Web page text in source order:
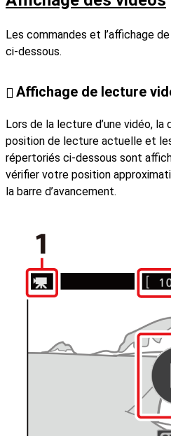
Les commandes et l’affichage
ci-dessous.
Affichage de lecture
Lors de la lecture d’une vidéo,
position de lecture actuelle et
répertoriés ci-dessous sont
vérifier votre position
la barre d’avancement.